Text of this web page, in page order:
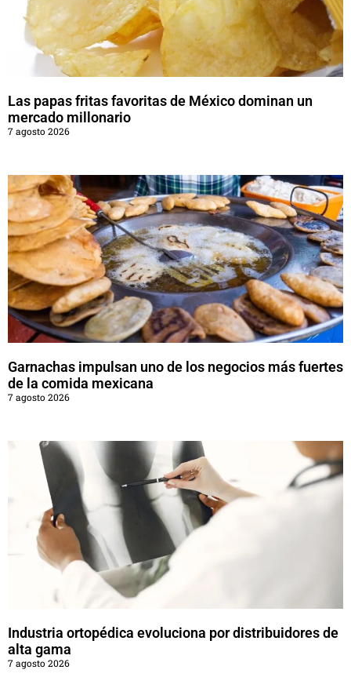
Las papas fritas favoritas de México dominan un
mercado millonario
7 agosto 2026
Garnachas impulsan uno de los negocios más fuertes
de la comida mexicana
7 agosto 2026
Industria ortopédica evoluciona por distribuidores de
alta gama
7 agosto 2026